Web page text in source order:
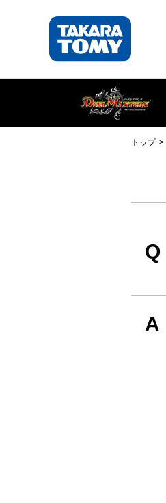
トップ
Q
A